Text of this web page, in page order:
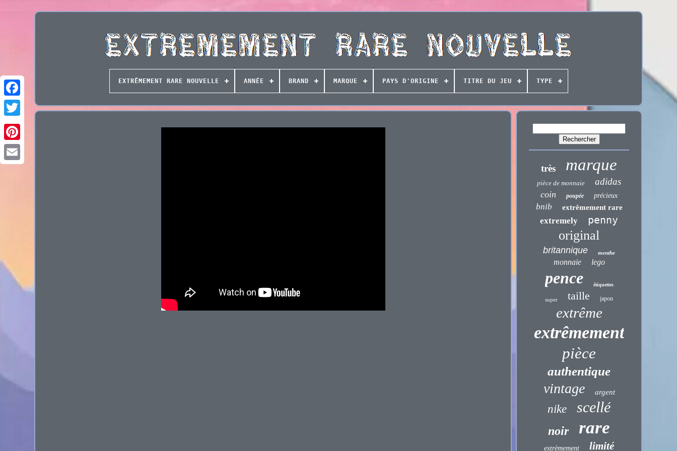
EXTRÊMEMENT RARE NOUVELLE ANNÉE BRAND MARQUE PAYS D'ORIGINE TITRE DU JEU TYPE
très marque
pièce de monnaie adidas
coin poupée précieux
bnib extrêmement rare
extremely penny
original
britannique menthe
monnaie lego
pence étiquettes
super taille japon
extrême
extrêmement
pièce
authentique
vintage argent
nike scellé
noir rare
extrèmement limité